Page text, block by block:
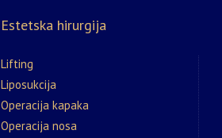
Estetska hirurgija
Lifting
Liposukcija
Operacija kapaka
Operacija nosa